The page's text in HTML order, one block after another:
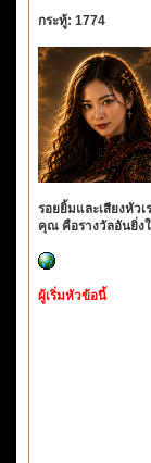
กระทู้: 1774
รอยยิ้มและเสียงหัวเ
คุณ คือรางวัลอันยิ่ง
ผู้เริ่มหัวข้อนี้